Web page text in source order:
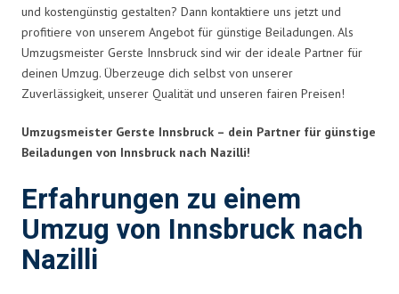
und kostengünstig gestalten? Dann kontaktiere uns jetzt und
profitiere von unserem Angebot für günstige Beiladungen. Als
Umzugsmeister Gerste Innsbruck sind wir der ideale Partner für
deinen Umzug. Überzeuge dich selbst von unserer
Zuverlässigkeit, unserer Qualität und unseren fairen Preisen!
Umzugsmeister Gerste Innsbruck – dein Partner für günstige
Beiladungen von Innsbruck nach Nazilli!
Erfahrungen zu einem
Umzug von Innsbruck nach
Nazilli